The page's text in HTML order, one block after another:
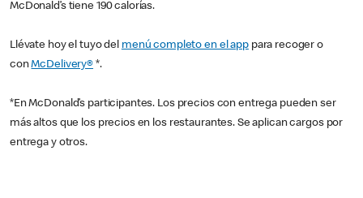
McDonald’s tiene 190 calorías.
Llévate hoy el tuyo del menú completo en el apppara recoger o
conMcDelivery® *.
*En McDonald’s participantes. Los precios con entrega pueden ser
más altos que los precios en los restaurantes. Se aplican cargos por
entrega y otros.